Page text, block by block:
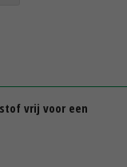
vrij voor een